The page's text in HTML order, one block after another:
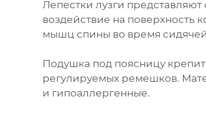
Лепестки лузги
воздействие на поверхность
мышц спины во время
Подушка под поясницу
регулируемых ремешков.
и гипоаллергенные.